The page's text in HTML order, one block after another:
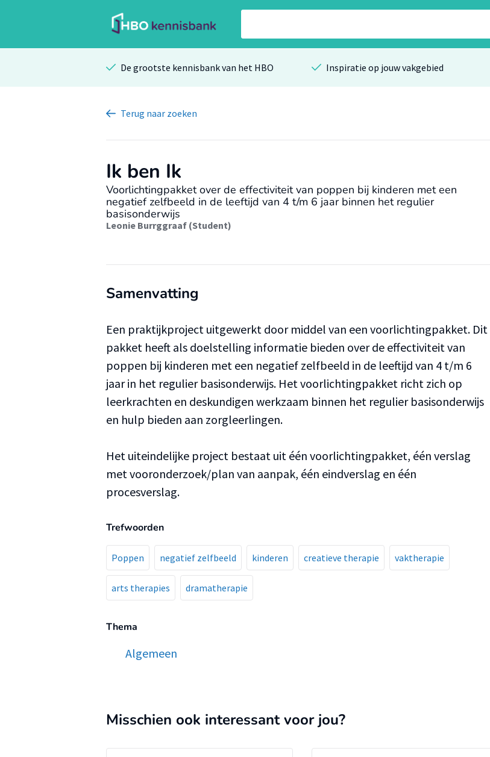
De grootste kennisbank van het HBO Inspiratie op jouw vakgebied
Terug naar zoeken
Ik ben Ik
Voorlichtingpakket over de effectiviteit van poppen bij kinderen met een
negatief zelfbeeld in de leeftijd van 4 t/m 6 jaar binnen het regulier
basisonderwijs
Leonie Burrggraaf (Student)
Samenvatting
Een praktijkproject uitgewerkt door middel van een voorlichtingpakket. Dit
pakket heeft als doelstelling informatie bieden over de effectiviteit van
poppen bij kinderen met een negatief zelfbeeld in de leeftijd van 4 t/m 6
jaar in het regulier basisonderwijs. Het voorlichtingpakket richt zich op
leerkrachten en deskundigen werkzaam binnen het regulier basisonderwijs
en hulp bieden aan zorgleerlingen.
Het uiteindelijke project bestaat uit één voorlichtingpakket, één verslag
met vooronderzoek/plan van aanpak, één eindverslag en één
procesverslag.
Trefwoorden
Poppen negatief zelfbeeld kinderen creatieve therapie vaktherapie
arts therapies dramatherapie
Thema
Algemeen
Misschien ook interessant voor jou?